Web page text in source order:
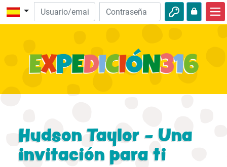
Descubre la Biblia
Aventuras
Actividades
Hudson Taylor - Una
invitación para ti